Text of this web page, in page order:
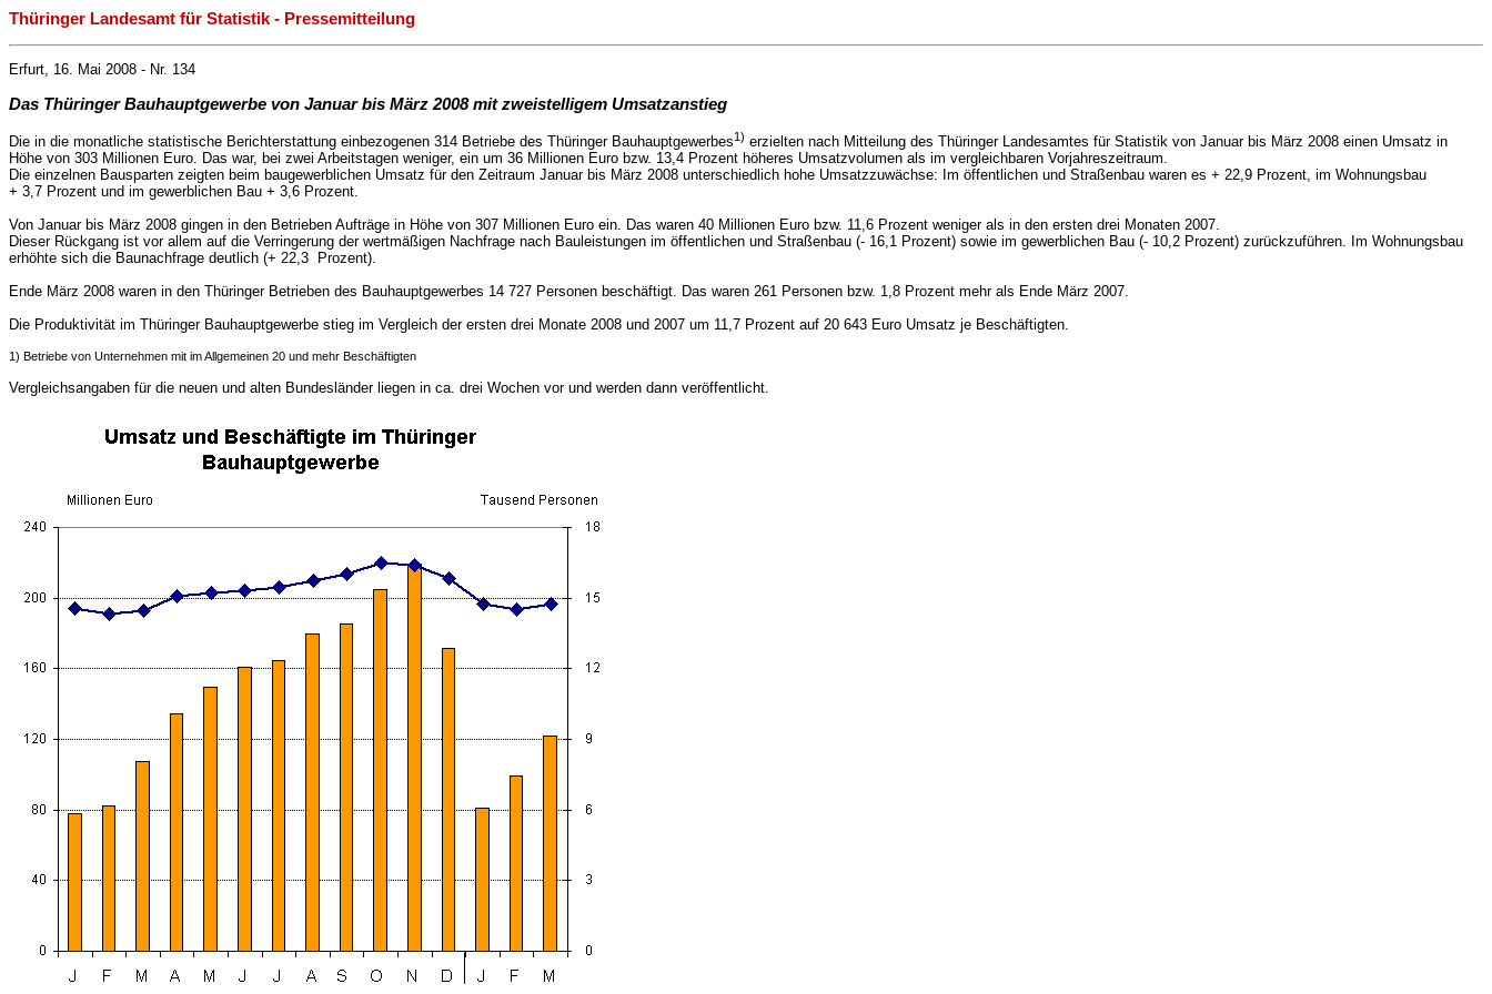
Thüringer Landesamt für Statistik - Pressemitteilung
Erfurt, 16. Mai 2008 - Nr. 134
Das Thüringer Bauhauptgewerbe von Januar bis März 2008 mit zweistelligem Umsatzanstieg
Die in die monatliche statistische Berichterstattung einbezogenen 314 Betriebe des Thüringer Bauhauptgewerbes1) erzielten nach Mitteilung des Thüringer Landesamtes für Statistik von Januar bis März 2008 einen Umsatz in
Höhe von 303 Millionen Euro. Das war, bei zwei Arbeitstagen weniger, ein um 36 Millionen Euro bzw. 13,4 Prozent höheres Umsatzvolumen als im vergleichbaren Vorjahreszeitraum.
Die einzelnen Bausparten zeigten beim baugewerblichen Umsatz für den Zeitraum Januar bis März 2008 unterschiedlich hohe Umsatzzuwächse: Im öffentlichen und Straßenbau waren es + 22,9 Prozent, im Wohnungsbau
+ 3,7 Prozent und im gewerblichen Bau + 3,6 Prozent.
Von Januar bis März 2008 gingen in den Betrieben Aufträge in Höhe von 307 Millionen Euro ein. Das waren 40 Millionen Euro bzw. 11,6 Prozent weniger als in den ersten drei Monaten 2007.
Dieser Rückgang ist vor allem auf die Verringerung der wertmäßigen Nachfrage nach Bauleistungen im öffentlichen und Straßenbau (- 16,1 Prozent) sowie im gewerblichen Bau (- 10,2 Prozent) zurückzuführen. Im Wohnungsbau
erhöhte sich die Baunachfrage deutlich (+ 22,3 Prozent).
Ende März 2008 waren in den Thüringer Betrieben des Bauhauptgewerbes 14 727 Personen beschäftigt. Das waren 261 Personen bzw. 1,8 Prozent mehr als Ende März 2007.
Die Produktivität im Thüringer Bauhauptgewerbe stieg im Vergleich der ersten drei Monate 2008 und 2007 um 11,7 Prozent auf 20 643 Euro Umsatz je Beschäftigten.
1) Betriebe von Unternehmen mit im Allgemeinen 20 und mehr Beschäftigten
Vergleichsangaben für die neuen und alten Bundesländer liegen in ca. drei Wochen vor und werden dann veröffentlicht.